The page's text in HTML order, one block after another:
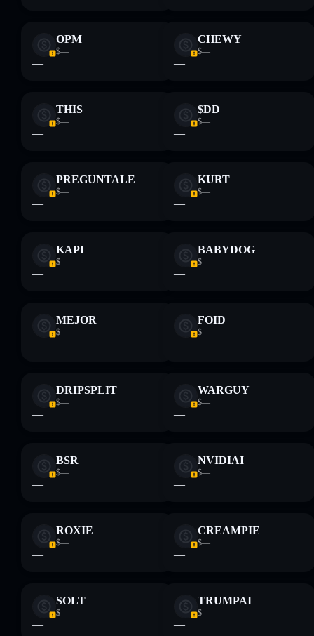
OPM
$—
—
CHEWY
$—
—
THIS
$—
—
$DD
$—
—
PREGUNTALE
$—
—
KURT
$—
—
KAPI
$—
—
BABYDOG
$—
—
MEJOR
$—
—
FOID
$—
—
DRIPSPLIT
$—
—
WARGUY
$—
—
BSR
$—
—
NVIDIAI
$—
—
ROXIE
$—
—
CREAMPIE
$—
—
SOLT
$—
—
TRUMPAI
$—
—